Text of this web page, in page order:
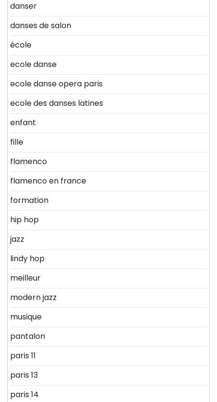
danser
danses de salon
école
ecole danse
ecole danse opera paris
ecole des danses latines
enfant
fille
flamenco
flamenco en france
formation
hip hop
jazz
lindy hop
meilleur
modern jazz
musique
pantalon
paris 11
paris 13
paris 14